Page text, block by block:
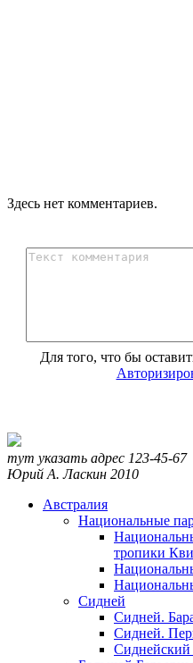
Здесь нет комментариев.
Для того, что бы
тут указать адрес 123-45-67
Юрий А. Ласкин 2010
Австралия
Национальные
тропики
Сидней
Сидней.
Сидней.
Сиднейский